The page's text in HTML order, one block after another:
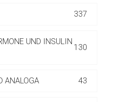
337
UND INSULIN
130
ANALOGA 43